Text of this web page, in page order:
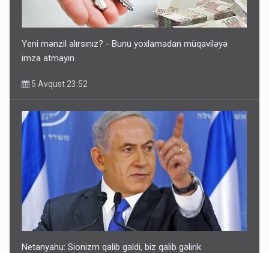
Yeni mənzil alırsınız? - Bunu yoxlamadan müqaviləyə
imza atmayın
5 Avqust 23:52
Netanyahu: Sionizm qalib gəldi, biz qalib gəlirik